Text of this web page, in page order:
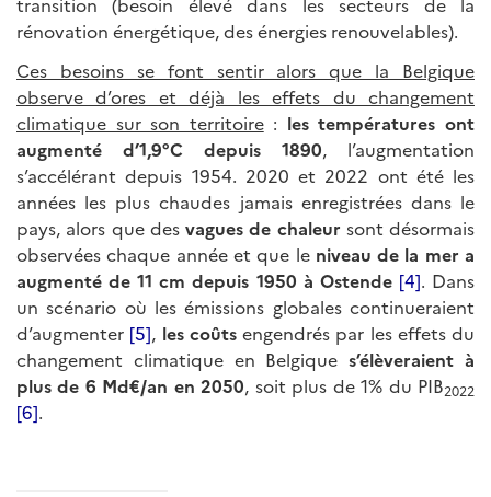
rénovation énergétique, des énergies renouvelables).
Ces besoins se font sentir alors que la Belgique
observe d’ores et déjà les effets du changement
climatique sur son territoire: les températures ont
augmenté d’1,9°C depuis 1890, l’augmentation
s’accélérant depuis 1954. 2020 et 2022 ont été les
années les plus chaudes jamais enregistrées dans le
pays, alors que des vagues de chaleur sont désormais
observées chaque année et que le niveau de la mer a
augmenté de 11 cm depuis 1950 à Ostende [4]. Dans
un scénario où les émissions globales continueraient
d’augmenter [5], les coûtsengendrés par les effets du
changement climatique en Belgiques’élèveraient à
plus de 6 Md€/an en 2050, soit plus de 1% du PIB2022
[6].